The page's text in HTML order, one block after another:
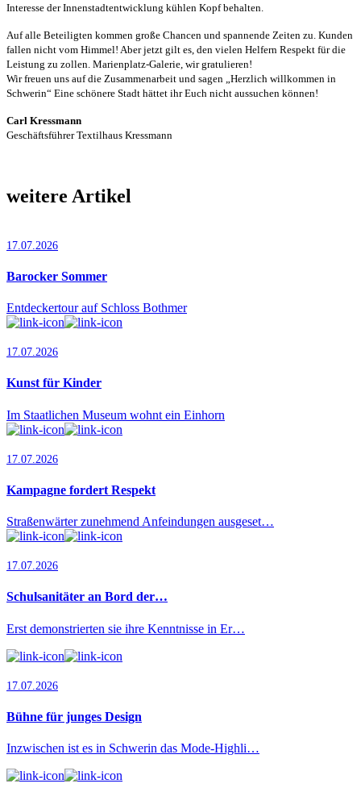
Interesse der Innenstadtentwicklung kühlen Kopf behalten.
Auf alle Beteiligten kommen große Chancen und spannende Zeiten zu. Kunden
fallen nicht vom Himmel! Aber jetzt gilt es, den vielen Helfern Respekt für die
Leistung zu zollen. Marienplatz-Galerie, wir gratulieren!
Wir freuen uns auf die Zusammenarbeit und sagen „Herzlich willkommen in
Schwerin“ Eine schönere Stadt hättet ihr Euch nicht aussuchen können!
Carl Kressmann
Geschäftsführer Textilhaus Kressmann
weitere Artikel
17.07.2026
Barocker Sommer
Entdeckertour auf Schloss Bothmer
17.07.2026
Kunst für Kinder
Im Staatlichen Museum wohnt ein Einhorn
17.07.2026
Kampagne fordert Respekt
Straßenwärter zunehmend Anfeindungen ausgeset…
17.07.2026
Schulsanitäter an Bord der…
Erst demonstrierten sie ihre Kenntnisse in Er…
17.07.2026
Bühne für junges Design
Inzwischen ist es in Schwerin das Mode-Highli…